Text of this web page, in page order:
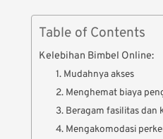
Table of Contents
Kelebihan Bimbel Online:
1. Mudahnya akses
2. Menghemat biaya
3. Beragam fasilitas dan
4. Mengakomodasi